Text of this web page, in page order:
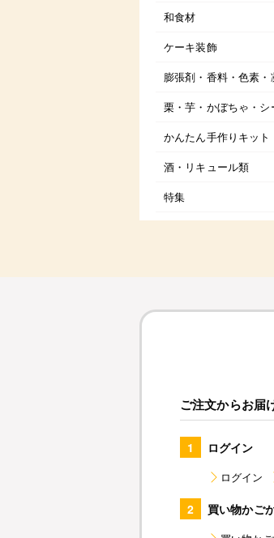
和食材
ケーキ装飾
膨張剤・香料・色素
栗・芋・かぼちゃ・シ
かんたん手作りキット
酒・リキュール類
特集
ご注文からお届
1 ログイン
ログイン
2 買い物かご